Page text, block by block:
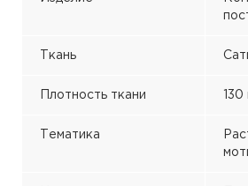
Ткань
Плотность ткани
Тематика